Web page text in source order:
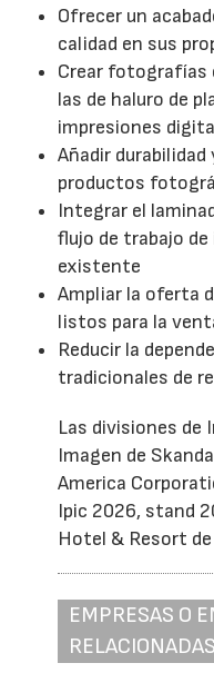
Ofrecer un
calidad en sus
Crear fotografías
las de haluro de
impresiones
Añadir
productos
Integrar el
flujo de trabajo
existente
Ampliar la oferta
listos para la
Reducir la
tradicionales de
Las divisiones de
Imagen de
America
Ipic 2026, stand
Hotel & Resort de
EMPRESAS O
RELACIONADAS